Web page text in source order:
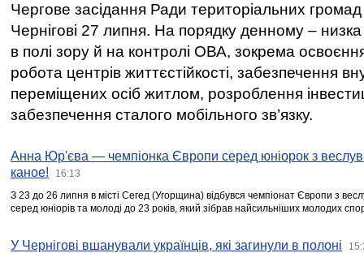
Чергове засідання Ради територіальних громад
Чернігові 27 липня. На порядку денному –
в полі зору й на контролі ОВА, зокрема освоєння
робота центрів життєстійкості, забезпечення
переміщених осіб житлом, розроблення
забезпечення сталого мобільного зв’язку.
Анна Юр'єва — чемпіонка Європи серед юніорок з
каное!
16:13
З 23 до 26 липня в місті Сегед (Угорщина) відбувся чемпіонат Європи з
серед юніорів та молоді до 23 років, який зібрав найсильніших молодих
У Чернігові вшанували українців, які загинули в полоні